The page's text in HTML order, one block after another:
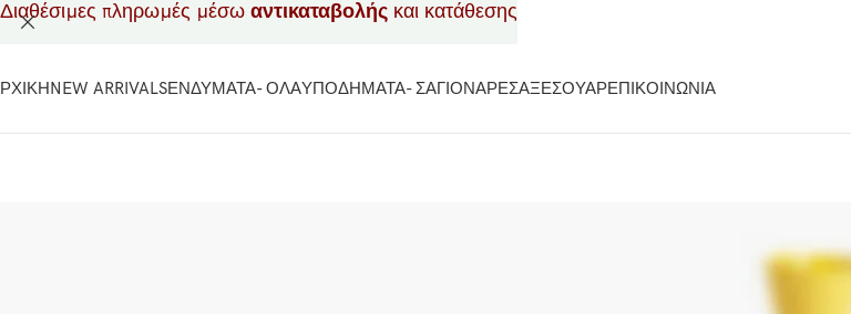
NEW ARRIVALSΕΝΔΥΜΑΤΑ- ΟΛΑΥΠΟΔΗΜΑΤΑ- ΣΑΓΙΟΝΑΡΕΣΑΞΕΣΟΥΑΡΕΠΙΚΟΙΝΩΝΙΑ
Διαθέσιμες πληρωμές μέσω αντικαταβολής και κατάθεσης